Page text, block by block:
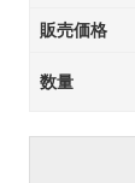
販売価格
数量